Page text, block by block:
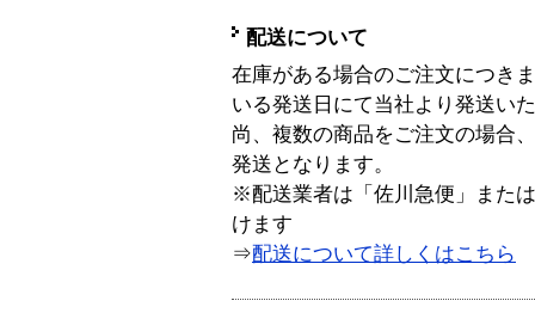
配送について
在庫がある場合のご注文につき
いる発送日にて当社より発送い
尚、複数の商品をご注文の場合
発送となります。
※配送業者は「佐川急便」また
けます
⇒配送について詳しくはこちら